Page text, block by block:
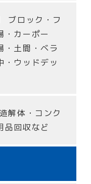
ブロック・フ
・カーポー
・土間・ベラ
・ウッドデッ
解体・コンク
品回収など